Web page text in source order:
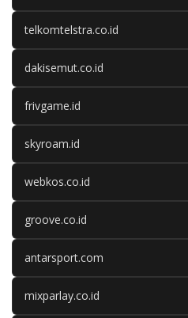
telkomtelstra.co.id
dakisemut.co.id
frivgame.id
skyroam.id
webkos.co.id
groove.co.id
antarsport.com
mixparlay.co.id